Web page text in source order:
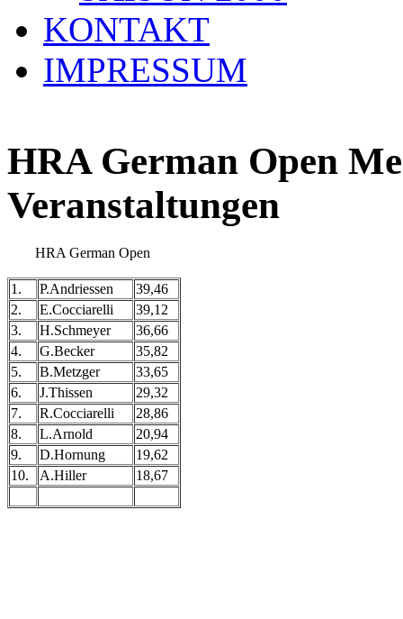
KONTAKT
IMPRESSUM
HRA German Open
Veranstaltungen
HRA German Open
1. P.Andriessen
39,46
2.
E.Cocciarelli
39,12
3.
H.Schmeyer
36,66
4.
G.Becker
35,82
5.
B.Metzger
33,65
6.
J.Thissen
29,32
7.
R.Cocciarelli
28,86
8.
L.Arnold
20,94
9.
D.Hornung
19,62
10.
A.Hiller 18,67